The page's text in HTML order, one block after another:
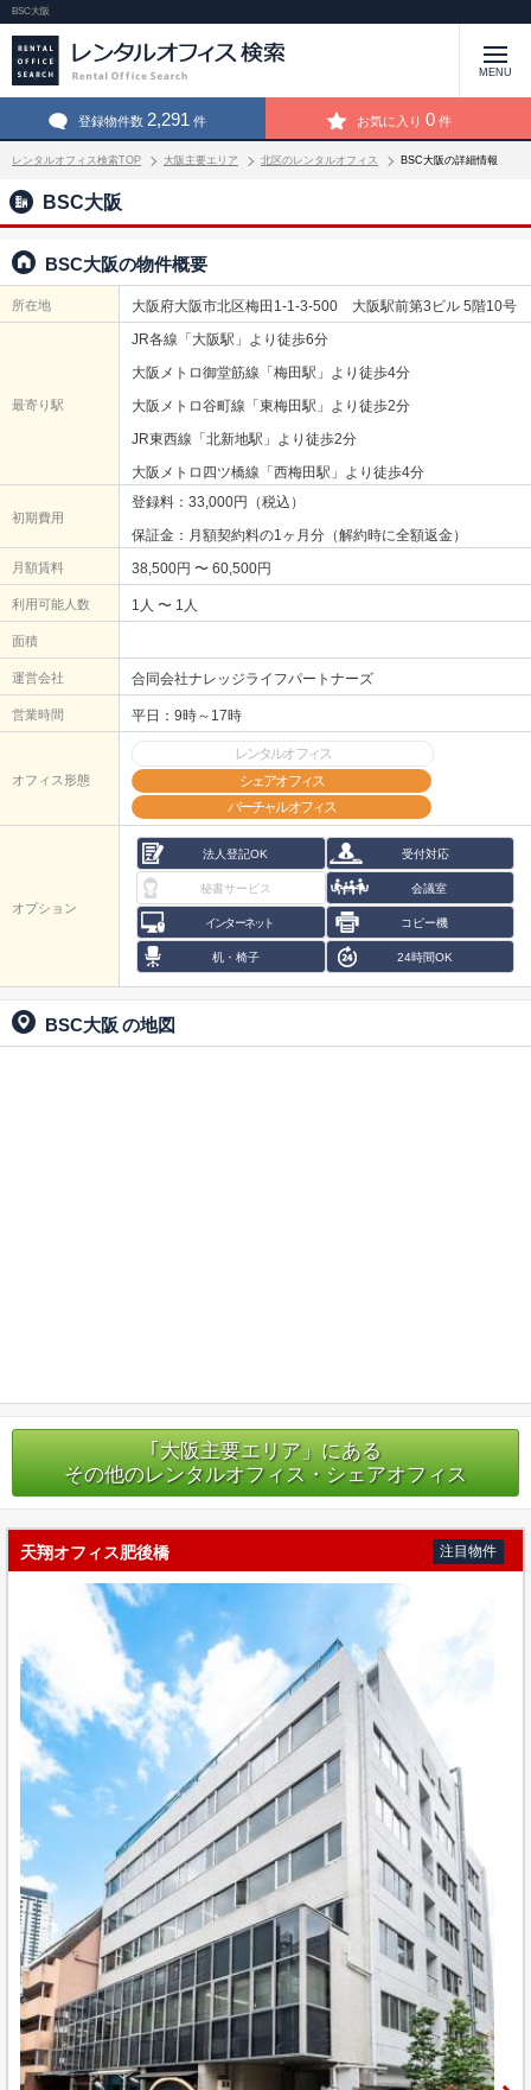
BSC大阪
MENU
登録物件数 2,291 件 お気に入り 0 件
レンタルオフィス検索TOP 大阪主要エリア 北区のレンタルオフィス BSC大阪の詳細情報
BSC大阪
BSC大阪の物件概要
所在地 大阪府大阪市北区梅田1-1-3-500 大阪駅前第3ビル 5階10号
最寄り駅
JR各線「大阪駅」より徒歩6分
大阪メトロ御堂筋線「梅田駅」より徒歩4分
大阪メトロ谷町線「東梅田駅」より徒歩2分
JR東西線「北新地駅」より徒歩2分
大阪メトロ四ツ橋線「西梅田駅」より徒歩4分
初期費用
登録料：33,000円（税込）
保証金：月額契約料の1ヶ月分（解約時に全額返金）
月額賃料 38,500円 〜 60,500円
利用可能人数 1人 〜 1人
面積
運営会社 合同会社ナレッジライフパートナーズ
営業時間 平日：9時～17時
オフィス形態
レンタルオフィス
シェアオフィス
バーチャルオフィス
オプション
法人登記OK 受付対応
秘書サービス 会議室
インターネット コピー機
机・椅子 24時間OK
BSC大阪 の地図
｢大阪主要エリア」にある
その他のレンタルオフィス・シェアオフィス
天翔オフィス肥後橋 注目物件